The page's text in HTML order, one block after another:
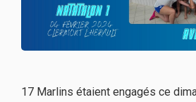
17 Marlins étaient engagés ce